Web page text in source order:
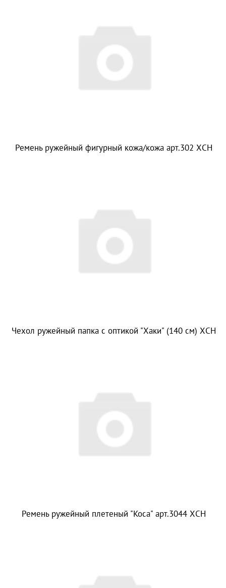
Ремень ружейный фигурный кожа/кожа арт.302 ХСН
Чехол ружейный папка с оптикой "Хаки" (140 см) ХСН
Ремень ружейный плетеный "Коса" арт.3044 ХСН